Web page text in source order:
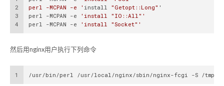
2
3
4
perl -MCPAN -e ' install "Getopt::Long" '
perl -MCPAN -e
'install "IO::All"'
perl -MCPAN -e
'install "Socket"'
然后用nginx用户执行下列命令
1 /usr/bin/perl /usr/local/nginx/sbin/nginx-fcgi -S /tmp/